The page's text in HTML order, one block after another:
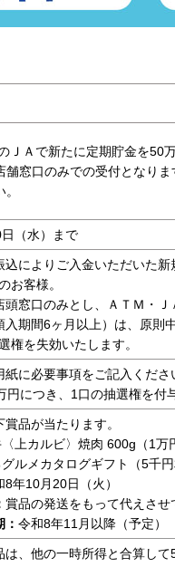
Ａで新たに定期貯金を50
窓口のみでの受付となりま
（水）まで
込によりご入金いただいた
お客様。
頭窓口のみとし、ＡＴＭ・
入期間6ヶ月以上）は、原則
権を失効いたします。
に必要事項をご記入くださ
円につき、1口の抽選権を付
品が当たります。
上カルビ〉焼肉 600g（1
ルメカタログギフト（5千
8年10月20日（火）
賞品の発送をもって代えさせ
令和8年11月以降（予定）
は、他の一時所得と合算し